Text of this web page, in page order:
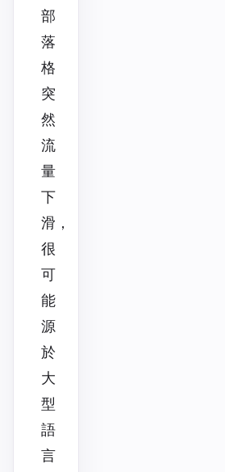
部
落
格
突
然
流
量
下
滑，
很
可
能
源
於
大
型
語
言